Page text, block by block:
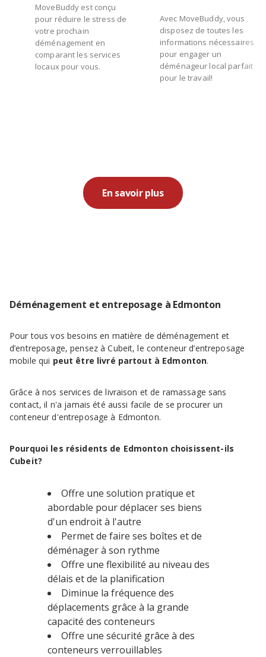
MoveBuddy est conçu
pour réduire le stress de
votre prochain
déménagement en
comparant les services
locaux pour vous.
Avec MoveBuddy, vous
disposez de toutes les
informations nécessaires
pour engager un
déménageur local parfait
pour le travail!
En savoir plus
Déménagement et entreposage à Edmonton
Pour tous vos besoins en matière de déménagement et
d’entreposage, pensez à Cubeit, le conteneur d’entreposage
mobile qui peut être livré partout à Edmonton.
Grâce à nos services de livraison et de ramassage sans
contact, il n'a jamais été aussi facile de se procurer un
conteneur d'entreposage à Edmonton.
Pourquoi les résidents de Edmonton choisissent-ils
Cubeit?
Offre une solution pratique et
abordable pour déplacer ses biens
d'un endroit à l'autre
Permet de faire ses boîtes et de
déménager à son rythme
Offre une flexibilité au niveau des
délais et de la planification
Diminue la fréquence des
déplacements grâce à la grande
capacité des conteneurs
Offre une sécurité grâce à des
conteneurs verrouillables